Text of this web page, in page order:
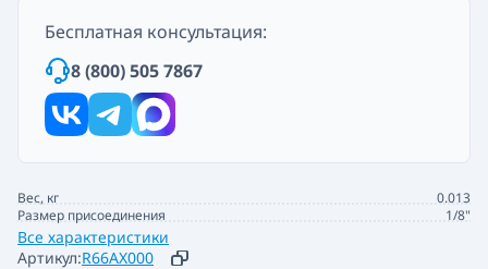
Артикул:R66AX000
Вес, кг
0.013
Размер присоединения
1/8"
Все характеристики
Бесплатная консультация:
8 (800) 505 7867